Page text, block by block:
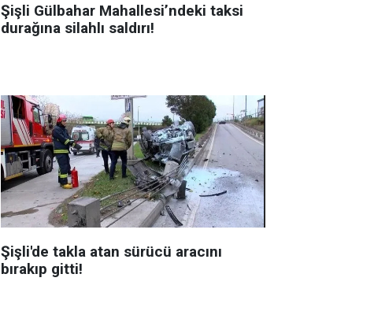
Şişli Gülbahar Mahallesi’ndeki taksi
durağına silahlı saldırı!
Şişli'de takla atan sürücü aracını
bırakıp gitti!